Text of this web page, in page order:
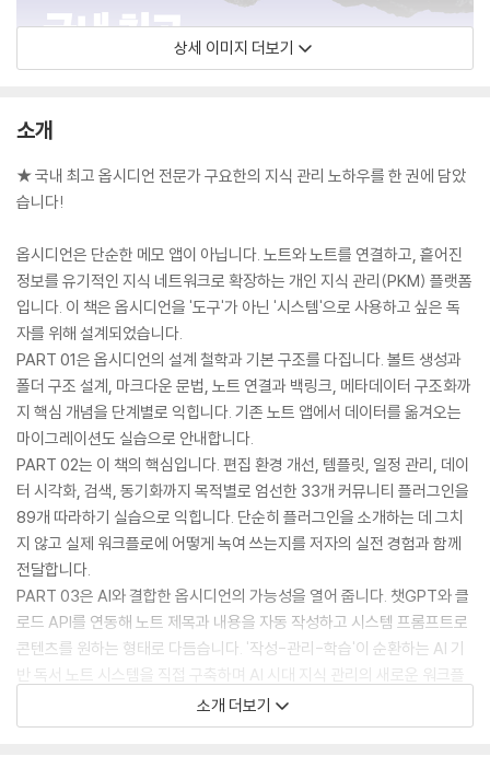
상세 이미지 더보기
소개
★ 국내 최고 옵시디언 전문가 구요한의 지식 관리 노하우를 한 권에 담았
습니다!
옵시디언은 단순한 메모 앱이 아닙니다. 노트와 노트를 연결하고, 흩어진
정보를 유기적인 지식 네트워크로 확장하는 개인 지식 관리(PKM) 플랫폼
입니다. 이 책은 옵시디언을 '도구'가 아닌 '시스템'으로 사용하고 싶은 독
자를 위해 설계되었습니다.
PART 01은 옵시디언의 설계 철학과 기본 구조를 다집니다. 볼트 생성과
폴더 구조 설계, 마크다운 문법, 노트 연결과 백링크, 메타데이터 구조화까
지 핵심 개념을 단계별로 익힙니다. 기존 노트 앱에서 데이터를 옮겨오는
마이그레이션도 실습으로 안내합니다.
PART 02는 이 책의 핵심입니다. 편집 환경 개선, 템플릿, 일정 관리, 데이
터 시각화, 검색, 동기화까지 목적별로 엄선한 33개 커뮤니티 플러그인을
89개 따라하기 실습으로 익힙니다. 단순히 플러그인을 소개하는 데 그치
지 않고 실제 워크플로에 어떻게 녹여 쓰는지를 저자의 실전 경험과 함께
전달합니다.
PART 03은 AI와 결합한 옵시디언의 가능성을 열어 줍니다. 챗GPT와 클
로드 API를 연동해 노트 제목과 내용을 자동 작성하고 시스템 프롬프트로
콘텐츠를 원하는 형태로 다듬습니다. '작성-관리-학습'이 순환하는 AI 기
반 독서 노트 시스템을 직접 구축하며 AI 시대 지식 관리의 새로운 워크플
연 170회 이상 강연하며 1만 개가 넘는 노트를 직접 운영해 온 저자의 노하
소개 더보기